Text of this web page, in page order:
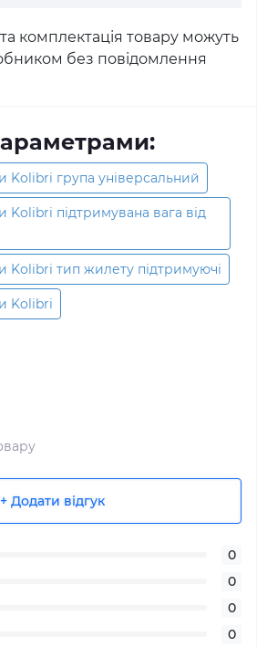
комплектація товару можуть
без повідомлення
Kolibri група універсальний
Kolibri підтримувана вага від
Kolibri тип жилету підтримуючі
Kolibri
+ Додати відгук
0
0
0
0